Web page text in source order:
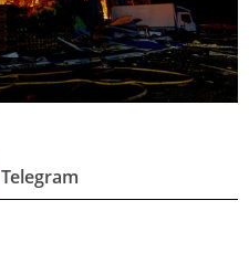
Telegram